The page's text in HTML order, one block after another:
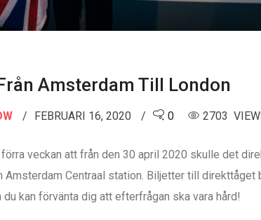
Amsterdam Till London
FEBRUARI 16, 2020 0 2703
veckan att från den 30 april 2020 skulle det
Amsterdam Centraal station. Biljetter till direkttåget
kan förvänta dig att efterfrågan ska vara hård!